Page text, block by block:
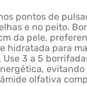
pontos de
e no peito.
da pele,
hidratada para
3 a 5
olfativa